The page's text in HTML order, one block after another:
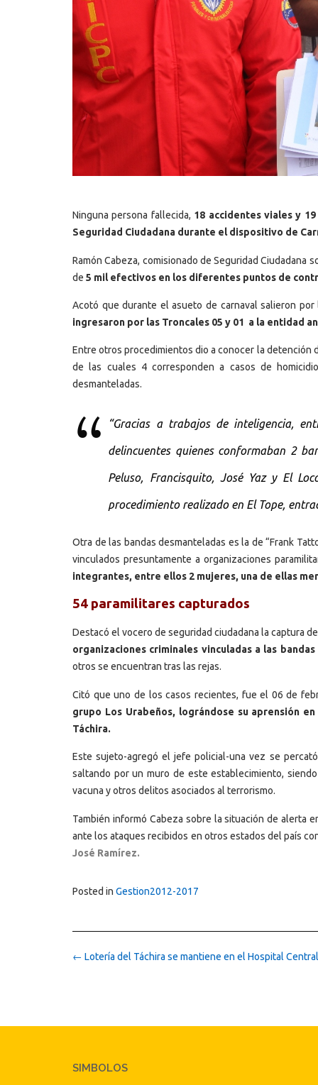
Ninguna persona fallecida, 18 accidentes viales y
Seguridad Ciudadana durante el dispositivo de
Ramón Cabeza, comisionado de Seguridad
de 5 mil efectivos en los diferentes puntos de
Acotó que durante el asueto de carnaval salieron
ingresaron por las Troncales 05 y 01 a la entidad
Entre otros procedimientos dio a conocer la detención
de las cuales 4 corresponden a casos de
desmanteladas.
“Gracias a trabajos de inteligencia,
delincuentes quienes conformaban 2
Peluso, Francisquito, José Yaz y El
procedimiento realizado en El Tope,
Otra de las bandas desmanteladas es la de “Frank
vinculados presuntamente a organizaciones
integrantes, entre ellos 2 mujeres, una de ellas
54 paramilitares capturados
Destacó el vocero de seguridad ciudadana la captura
organizaciones criminales vinculadas a las
otros se encuentran tras las rejas.
Citó que uno de los casos recientes, fue el 06 de
grupo Los Urabeños, lográndose su aprensión
Táchira.
Este sujeto-agregó el jefe policial-una vez se
saltando por un muro de este establecimiento,
vacuna y otros delitos asociados al terrorismo.
También informó Cabeza sobre la situación de alerta
ante los ataques recibidos en otros estados del país
José Ramírez.
Posted in Gestion2012-2017
Post
← Lotería del Táchira se mantiene en el Hospital Central
SIMBOLOS